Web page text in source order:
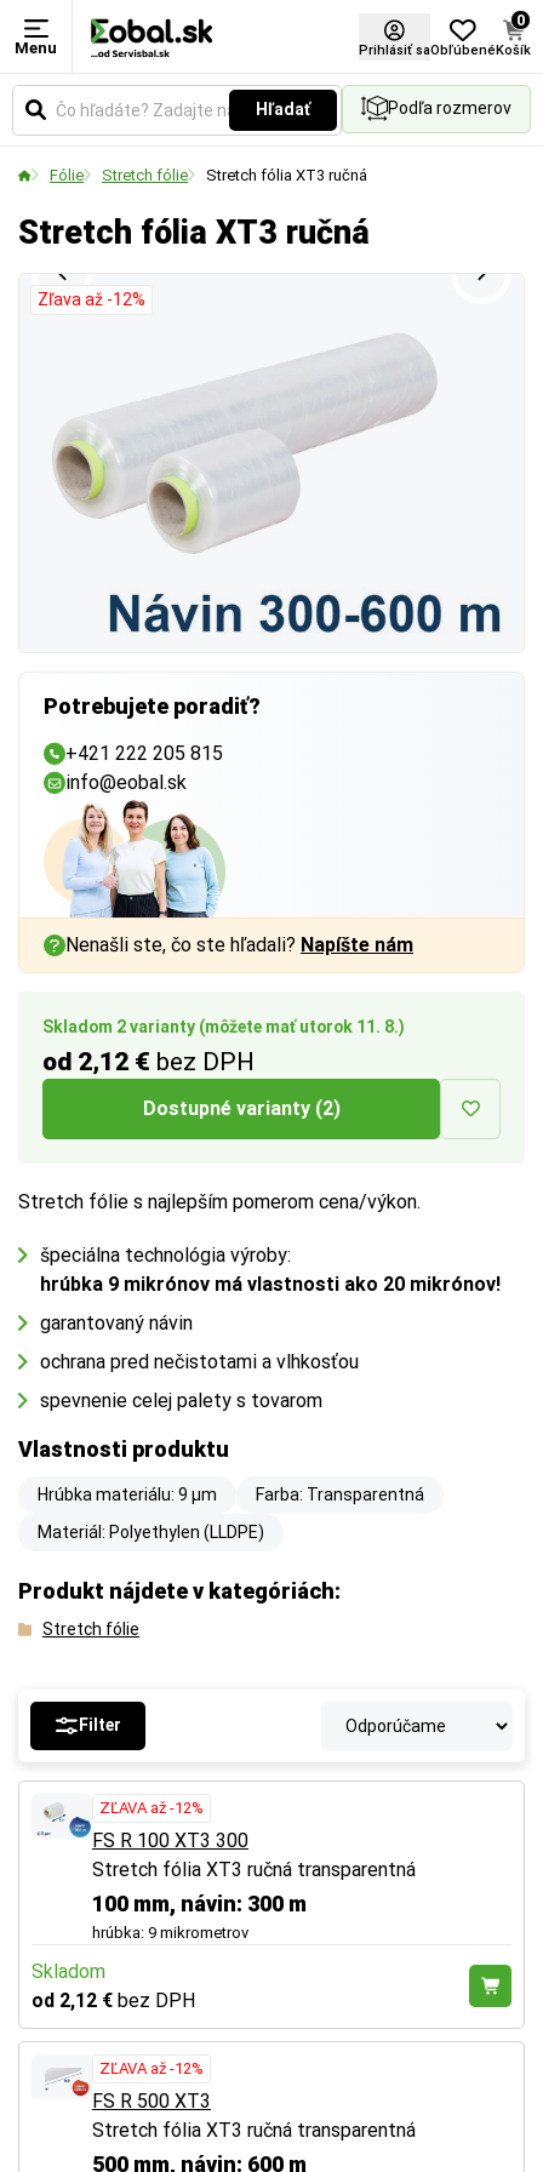
Menu Prihlásiť saObľúbené
0
Košík
Hľadať Podľa rozmerov
Fólie Stretch fólie Stretch fólia XT3 ručná
Stretch fólia XT3 ručná
Skladom 2 varianty (môžete mať utorok 11. 8.)
od 2,12 € bez DPH
Dostupné varianty (2)
Stretch fólie s najlepším pomerom cena/výkon.
špeciálna technológia výroby:
hrúbka 9 mikrónov má vlastnosti ako 20 mikrónov!
garantovaný návin
ochrana pred nečistotami a vlhkosťou
spevnenie celej palety s tovarom
Vlastnosti produktu
Hrúbka materiálu: 9 µm
Farba: Transparentná
Materiál: Polyethylen (LLDPE)
Produkt nájdete v kategóriách:
Stretch fólie
Potrebujete poradiť?
+421 222 205 815
info@eobal.sk
Nenašli ste, čo ste hľadali? Napíšte nám
Zľava až -12%
Filter
ZĽAVA až -12%
FS R 100 XT3 300
Stretch fólia XT3 ručná transparentná
100 mm, návin: 300 m
hrúbka: 9 mikrometrov
Skladom
od 2,12 € bez DPH
ZĽAVA až -12%
FS R 500 XT3
Stretch fólia XT3 ručná transparentná
500 mm, návin: 600 m
Šírka kotúča
Udáva celkovú šírku role v milimetroch. Vyberte si
paliet.
Návin
Udáva celkovú dĺžku materiálu namotaného na